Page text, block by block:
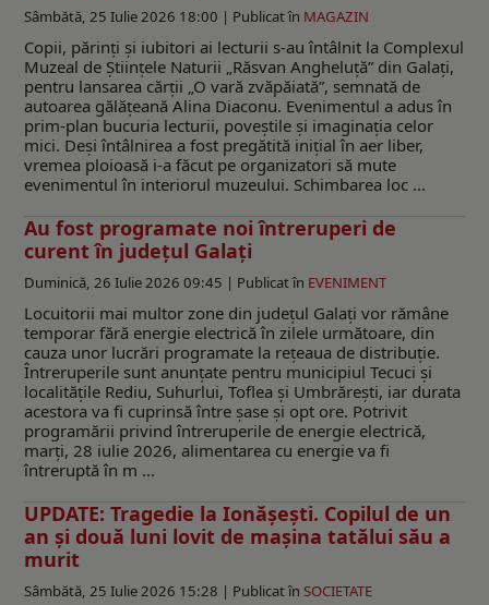
Sâmbătă, 25 Iulie 2026 18:00 | Publicat în MAGAZIN
Copii, părinți și iubitori ai lecturii s-au întâlnit la Complexul
Muzeal de Științele Naturii „Răsvan Angheluță” din Galați,
pentru lansarea cărții „O vară zvăpăiată”, semnată de
autoarea gălățeană Alina Diaconu. Evenimentul a adus în
prim-plan bucuria lecturii, poveștile și imaginația celor
mici. Deși întâlnirea a fost pregătită inițial în aer liber,
vremea ploioasă i-a făcut pe organizatori să mute
evenimentul în interiorul muzeului. Schimbarea loc ...
Au fost programate noi întreruperi de
curent în județul Galați
Duminică, 26 Iulie 2026 09:45 | Publicat în EVENIMENT
Locuitorii mai multor zone din județul Galați vor rămâne
temporar fără energie electrică în zilele următoare, din
cauza unor lucrări programate la rețeaua de distribuție.
Întreruperile sunt anunțate pentru municipiul Tecuci și
localitățile Rediu, Suhurlui, Toflea și Umbrărești, iar durata
acestora va fi cuprinsă între șase și opt ore. Potrivit
programării privind întreruperile de energie electrică,
marți, 28 iulie 2026, alimentarea cu energie va fi
întreruptă în m ...
UPDATE: Tragedie la Ionășești. Copilul de un
an și două luni lovit de mașina tatălui său a
murit
Sâmbătă, 25 Iulie 2026 15:28 | Publicat în SOCIETATE